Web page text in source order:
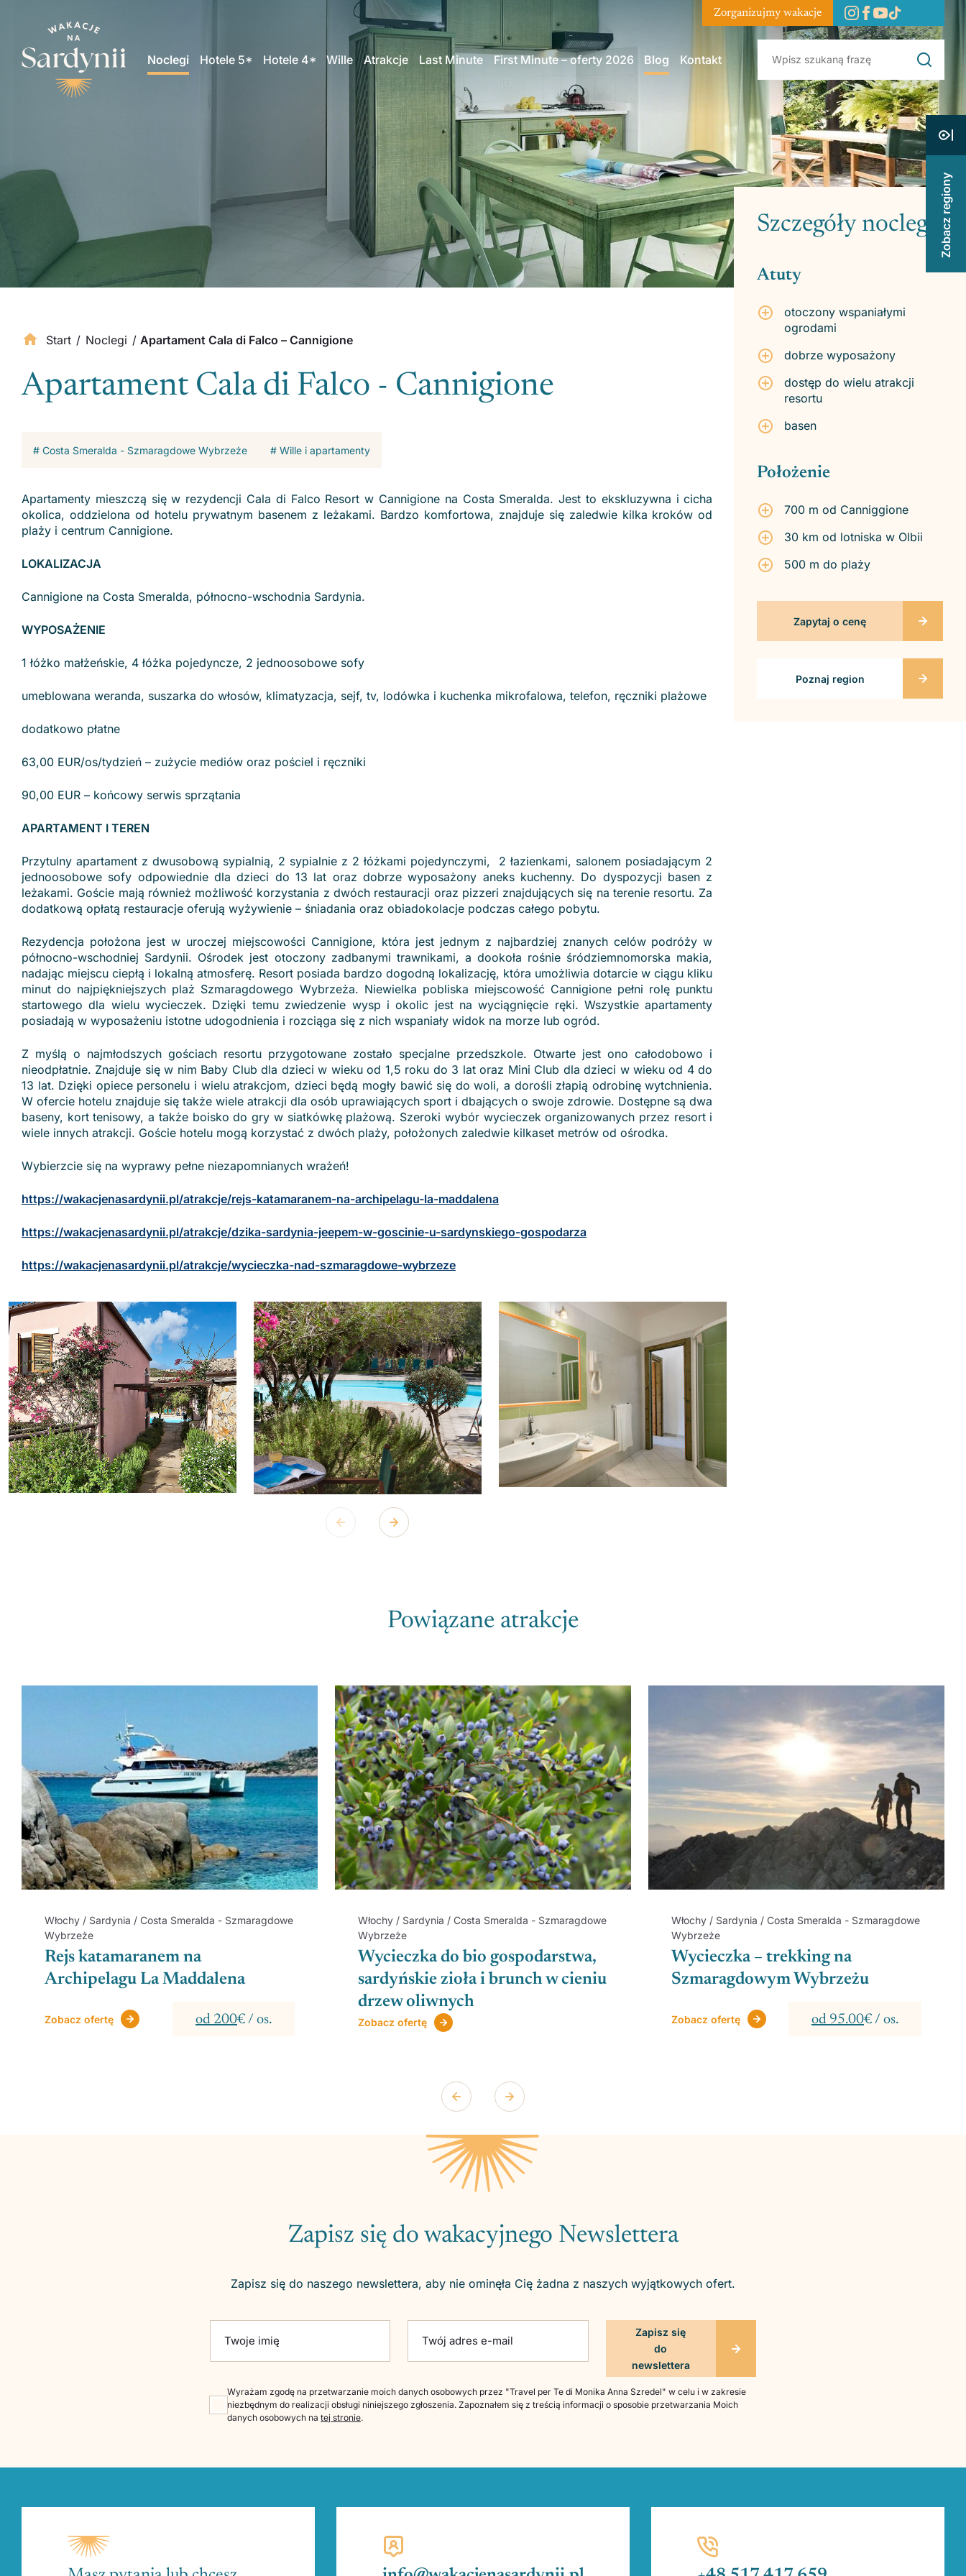
Noclegi Hotele 5* Hotele 4* Wille Atrakcje Last Minute First Minute – oferty 2026 Blog Kontakt
Zorganizujmy wakacje
Szczegóły noclegu
Atuty
otoczony wspaniałymi
ogrodami
dobrze wyposażony
dostęp do wielu atrakcji
resortu
basen
Położenie
700 m od Canniggione
30 km od lotniska w Olbii
500 m do plaży
Zapytaj o cenę
Poznaj region
Start / Noclegi / Apartament Cala di Falco – Cannigione
Apartament Cala di Falco - Cannigione
# Costa Smeralda - Szmaragdowe Wybrzeże # Wille i apartamenty
Apartamenty mieszczą się w rezydencji Cala di Falco Resort w Cannigione na Costa Smeralda. Jest to ekskluzywna i cicha
okolica, oddzielona od hotelu prywatnym basenem z leżakami. Bardzo komfortowa, znajduje się zaledwie kilka kroków od
plaży i centrum Cannigione.
LOKALIZACJA
Cannigione na Costa Smeralda, północno-wschodnia Sardynia.
WYPOSAŻENIE
1 łóżko małżeńskie, 4 łóżka pojedyncze, 2 jednoosobowe sofy
umeblowana weranda, suszarka do włosów, klimatyzacja, sejf, tv, lodówka i kuchenka mikrofalowa, telefon, ręczniki plażowe
dodatkowo płatne
63,00 EUR/os/tydzień – zużycie mediów oraz pościel i ręczniki
90,00 EUR – końcowy serwis sprzątania
APARTAMENT I TEREN
Przytulny apartament z dwusobową sypialnią, 2 sypialnie z 2 łóżkami pojedynczymi, 2 łazienkami, salonem posiadającym 2
jednoosobowe sofy odpowiednie dla dzieci do 13 lat oraz dobrze wyposażony aneks kuchenny. Do dyspozycji basen z
leżakami. Goście mają również możliwość korzystania z dwóch restauracji oraz pizzeri znajdujących się na terenie resortu. Za
dodatkową opłatą restauracje oferują wyżywienie – śniadania oraz obiadokolacje podczas całego pobytu.
Rezydencja położona jest w uroczej miejscowości Cannigione, która jest jednym z najbardziej znanych celów podróży w
północno-wschodniej Sardynii. Ośrodek jest otoczony zadbanymi trawnikami, a dookoła rośnie śródziemnomorska makia,
nadając miejscu ciepłą i lokalną atmosferę. Resort posiada bardzo dogodną lokalizację, która umożliwia dotarcie w ciągu kliku
minut do najpiękniejszych plaż Szmaragdowego Wybrzeża. Niewielka pobliska miejscowość Cannigione pełni rolę punktu
startowego dla wielu wycieczek. Dzięki temu zwiedzenie wysp i okolic jest na wyciągnięcie ręki. Wszystkie apartamenty
posiadają w wyposażeniu istotne udogodnienia i rozciąga się z nich wspaniały widok na morze lub ogród.
Z myślą o najmłodszych gościach resortu przygotowane zostało specjalne przedszkole. Otwarte jest ono całodobowo i
nieodpłatnie. Znajduje się w nim Baby Club dla dzieci w wieku od 1,5 roku do 3 lat oraz Mini Club dla dzieci w wieku od 4 do
13 lat. Dzięki opiece personelu i wielu atrakcjom, dzieci będą mogły bawić się do woli, a dorośli złapią odrobinę wytchnienia.
W ofercie hotelu znajduje się także wiele atrakcji dla osób uprawiających sport i dbających o swoje zdrowie. Dostępne są dwa
baseny, kort tenisowy, a także boisko do gry w siatkówkę plażową. Szeroki wybór wycieczek organizowanych przez resort i
wiele innych atrakcji. Goście hotelu mogą korzystać z dwóch plaży, położonych zaledwie kilkaset metrów od ośrodka.
Wybierzcie się na wyprawy pełne niezapomnianych wrażeń!
https://wakacjenasardynii.pl/atrakcje/rejs-katamaranem-na-archipelagu-la-maddalena
https://wakacjenasardynii.pl/atrakcje/dzika-sardynia-jeepem-w-goscinie-u-sardynskiego-gospodarza
https://wakacjenasardynii.pl/atrakcje/wycieczka-nad-szmaragdowe-wybrzeze
Powiązane atrakcje
Włochy / Sardynia / Costa Smeralda - Szmaragdowe
Wybrzeże
Rejs katamaranem na
Archipelagu La Maddalena
Zobacz ofertę od 200€ / os.
Włochy / Sardynia / Costa Smeralda - Szmaragdowe
Wybrzeże
Wycieczka do bio gospodarstwa,
sardyńskie zioła i brunch w cieniu
drzew oliwnych
Zobacz ofertę
Włochy / Sardynia / Costa Smeralda - Szmaragdowe
Wybrzeże
Wycieczka – trekking na
Szmaragdowym Wybrzeżu
Zobacz ofertę od 95.00€ / os.
Zapisz się do wakacyjnego Newslettera
Zapisz się do naszego newslettera, aby nie ominęła Cię żadna z naszych wyjątkowych ofert.
Twoje imię Twój adres e-mail
Wyrażam zgodę na przetwarzanie moich danych osobowych przez "Travel per Te di Monika Anna Szredel" w celu i w zakresie
niezbędnym do realizacji obsługi niniejszego zgłoszenia. Zapoznałem się z treścią informacji o sposobie przetwarzania Moich
danych osobowych na tej stronie.
Zobacz regiony